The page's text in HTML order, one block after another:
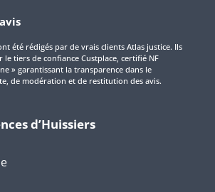
été rédigés par de vrais clients Atlas justice. Ils
le tiers de confiance Custplace, certifié NF
» garantissant la transparence dans le
de modération et de restitution des avis.
d’Huissiers